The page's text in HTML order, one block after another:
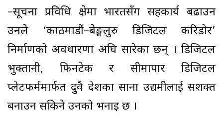
–सूचना प्रविधि क्षेत्रमा भारतसँग सहकार्य बढाउन
उनले ‘काठमाडौं–बेङ्गलुरु डिजिटल करिडोर’
निर्माणको अवधारणा अघि सारेका छन् । डिजिटल
भुक्तानी, फिनटेक र सीमापार डिजिटल
प्लेटफर्ममार्फत दुवै देशका साना उद्यमीलाई सशक्त
बनाउन सकिने उनको भनाइ छ ।